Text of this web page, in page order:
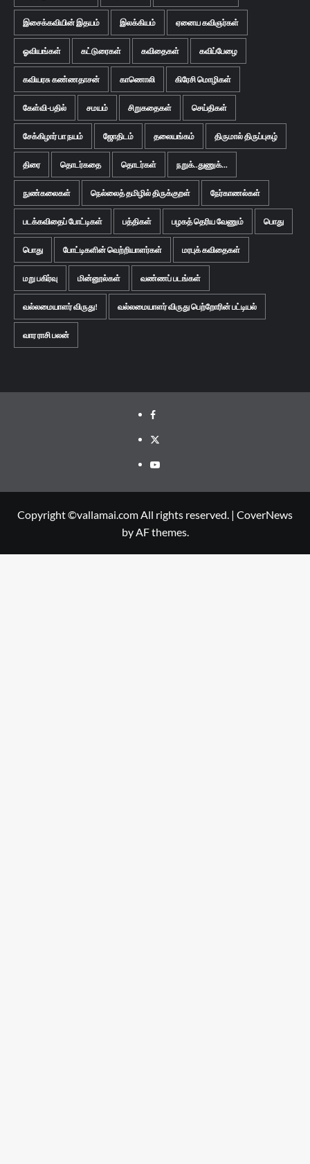
இசைக்கவியின் இதயம் இலக்கியம் ஏனைய கவிஞர்கள்
ஓவியங்கள் கட்டுரைகள் கவிதைகள் கவிப்பேழை
கவியரசு கண்ணதாசன் காணொலி கிரேசி மொழிகள்
கேள்வி-பதில் சமயம் சிறுகதைகள் செய்திகள்
சேக்கிழார் பா நயம் ஜோதிடம் தலையங்கம் திருமால் திருப்புகழ்
திரை தொடர்கதை தொடர்கள் நறுக்..துணுக்...
நுண்கலைகள் நெல்லைத் தமிழில் திருக்குறள் நேர்காணல்கள்
படக்கவிதைப் போட்டிகள் பத்திகள் பழகத் தெரிய வேணும் பொது
பொது போட்டிகளின் வெற்றியாளர்கள் மரபுக் கவிதைகள்
மறு பகிர்வு மின்னூல்கள் வண்ணப் படங்கள்
வல்லமையாளர் விருது! வல்லமையாளர் விருது பெற்றோரின் பட்டியல்
வார ராசி பலன்
Facebook
Twitter
Youtube
Copyright ©vallamai.com All rights reserved. | CoverNews
by AF themes.